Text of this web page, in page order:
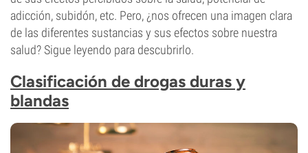
adicción, subidón, etc. Pero, ¿nos ofrecen una imagen clara
de las diferentes sustancias y sus efectos sobre nuestra
salud? Sigue leyendo para descubrirlo.
Clasificación de drogas duras y
blandas